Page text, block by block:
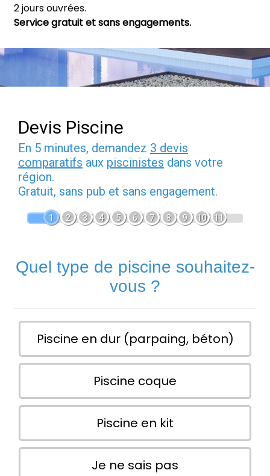
2 jours ouvrées.
Service gratuit et sans engagements.
Devis Piscine
En 5 minutes, demandez 3 devis
comparatifs aux piscinistes dans votre
région.
Gratuit, sans pub et sans engagement.
1 2 3 4 5 6 7 8 9 10 11
Quel type de piscine souhaitez-
vous ?
Piscine en dur (parpaing, béton)
Piscine coque
Piscine en kit
Je ne sais pas